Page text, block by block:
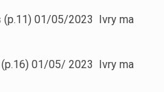
(p.11) 01/05/2023 Ivry ma
(p.16) 01/05/ 2023 Ivry ma